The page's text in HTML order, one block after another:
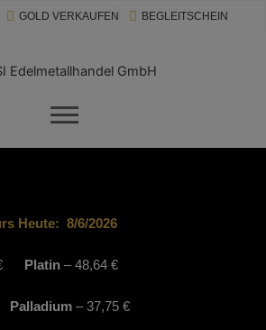
GOLD VERKAUFEN BEGLEITSCHEIN
Heute: 8/6/2026
€ Platin – 48,64 €
Palladium – 37,75 €